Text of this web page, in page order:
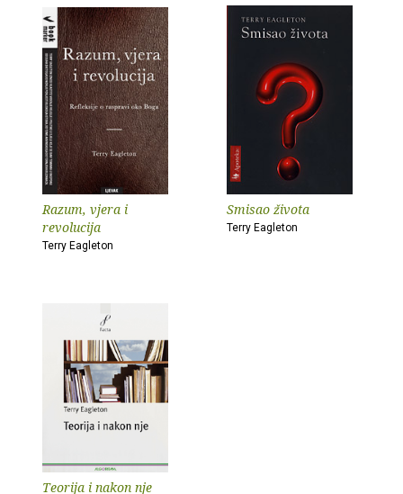
Razum, vjera i
revolucija
Terry Eagleton
Smisao života
Terry Eagleton
Teorija i nakon nje